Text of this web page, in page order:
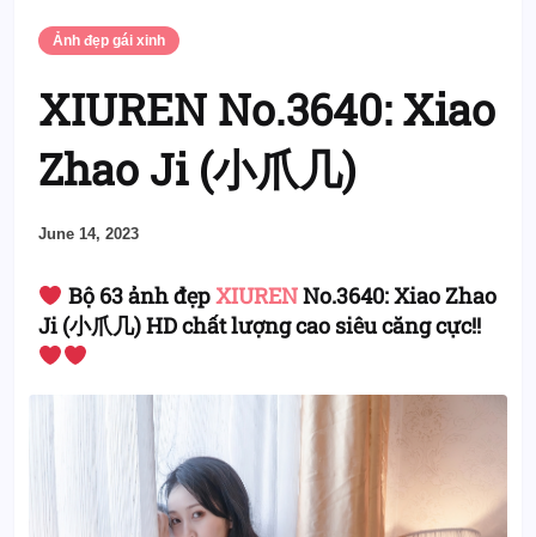
Ảnh đẹp gái xinh
XIUREN No.3640: Xiao
Zhao Ji (小爪几)
June 14, 2023
Bộ 63 ảnh đẹpXIURENNo.3640: Xiao Zhao
Ji (小爪几) HD chất lượng cao siêu căng cực!!